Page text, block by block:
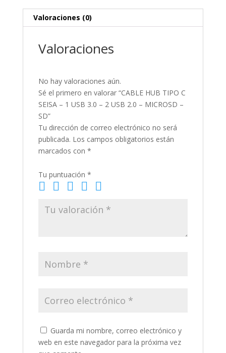
–
MICROSD
cantidad
Valoraciones (0)
Valoraciones
No hay valoraciones aún.
Sé el primero en valorar “CABLE HUB TIPO C
SEISA – 1 USB 3.0 – 2 USB 2.0 – MICROSD –
SD”
Tu dirección de correo electrónico no será
publicada. Los campos obligatorios están
marcados con *
Tu puntuación *
Guarda mi nombre, correo electrónico y
web en este navegador para la próxima vez